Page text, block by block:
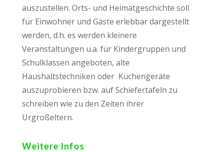
auszustellen. Orts- und Heimatgeschichte soll
für Einwohner und Gäste erlebbar dargestellt
werden, d.h. es werden kleinere
Veranstaltungen u.a. für Kindergruppen und
Schulklassen angeboten, alte
Haushaltstechniken oder Küchengeräte
auszuprobieren bzw. auf Schiefertafeln zu
schreiben wie zu den Zeiten ihrer
Urgroßeltern.
Weitere Infos